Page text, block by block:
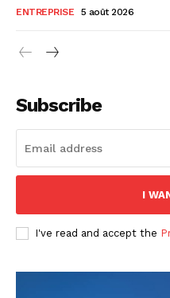
ENTREPRISE 5 août 2026
Subscribe
I
I've read and accept the